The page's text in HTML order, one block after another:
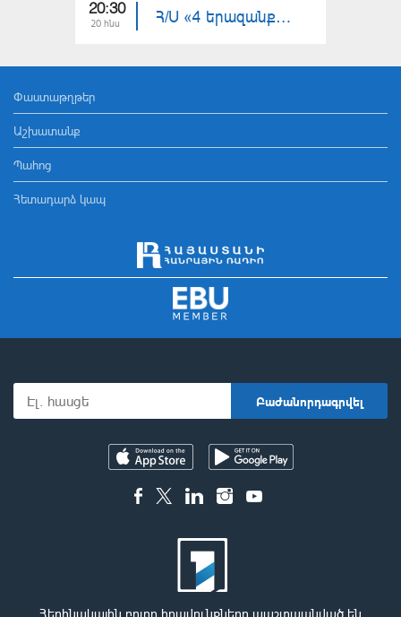
20:30
20 հնս Հ/Ս «4 երազանք» 2 (մաս 48)
Փաստաթղթեր
Աշխատանք
Պահոց
Հետադարձ կապ
Հեղինակային բոլոր իրավունքները պաշտպանված են